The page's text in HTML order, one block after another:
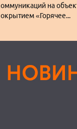
на
«Горячее...